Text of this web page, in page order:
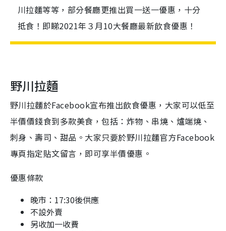
川拉麵等等，部分餐廳更推出買一送一優惠，十分
抵食！即睇2021年３月10大餐廳最新飲食優惠！
野川拉麵
野川拉麵於Facebook宣布推出飲食優惠，大家可以低至
半價價錢食到多款美食，包括：炸物、串燒、爐端燒、
刺身、壽司、甜品。大家只要於野川拉麵官方Facebook
專頁指定貼文留言，即可享半價優惠。
優惠條款
晚市：17:30後供應
不設外賣
另收加一收費